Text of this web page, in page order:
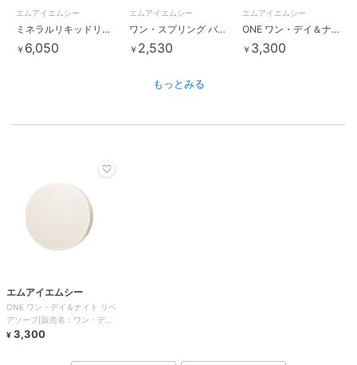
エムアイエムシー
ミネラルリキッドリーファンデーション(リフィル)
￥ 6,050
エムアイエムシー
ワン・スプリング バブルミスト
￥ 2,530
エムアイエムシー
ONE ワン・デイ＆ナイト リペアソープ[販売名：ワン・デイ＆ナイト リペ
￥ 3,300
もっとみる
エムアイエムシー
ONE ワン・デイ＆ナイト リペ
アソープ[販売名：ワン・デイ
＆ナイト リペ
¥ 3,300